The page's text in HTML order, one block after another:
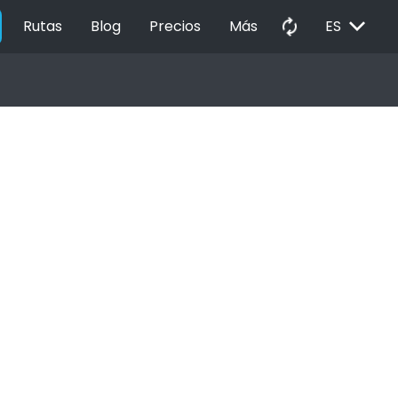
Rutas Blog Precios Más autorenew ES EXPAND_MORE